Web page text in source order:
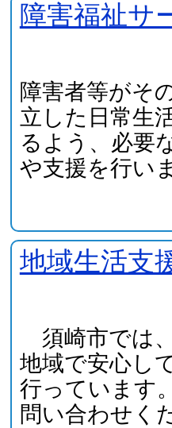
障害福祉サ
障害者等がそ
立した日常生
るよう、必要
や支援を行い
地域生活支
須崎市では
地域で安心し
行っています
問い合わせく